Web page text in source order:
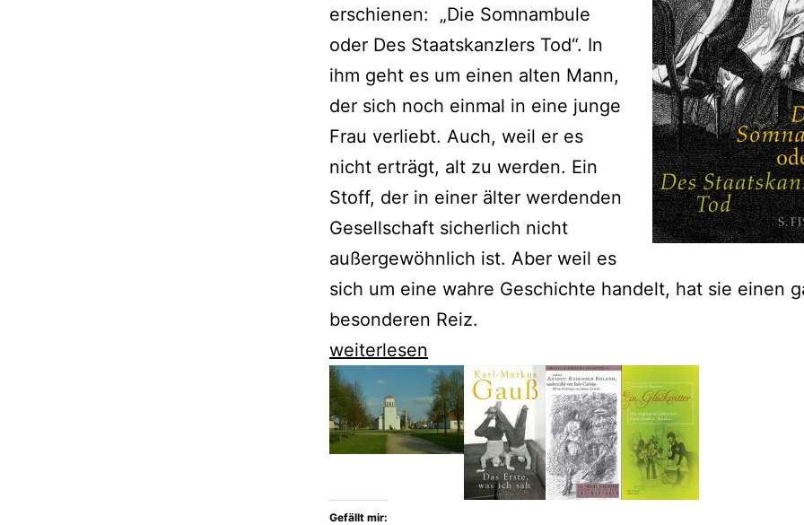
erschienen: „Die Somnambule
oder Des Staatskanzlers Tod“. In
ihm geht es um einen alten Mann,
der sich noch einmal in eine junge
Frau verliebt. Auch, weil er es
nicht erträgt, alt zu werden. Ein
Stoff, der in einer älter werdenden
Gesellschaft sicherlich nicht
außergewöhnlich ist. Aber weil es
sich um eine wahre Geschichte handelt, hat sie einen
besonderen Reiz.
Günter
de
Bruyn
erzählt
der
weiterlesen
Gefällt mir: